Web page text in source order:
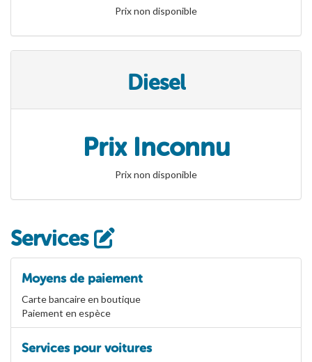
Prix non disponible
Diesel
Prix Inconnu
Prix non disponible
Services
Moyens de paiement
Carte bancaire en boutique
Paiement en espèce
Services pour voitures